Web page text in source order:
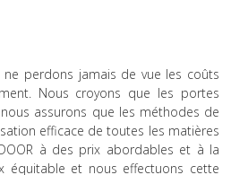
ne perdons jamais de vue les coûts
Nous croyons que les portes
assurons que les méthodes de
efficace de toutes les matières
à des prix abordables et à la
équitable et nous effectuons cette